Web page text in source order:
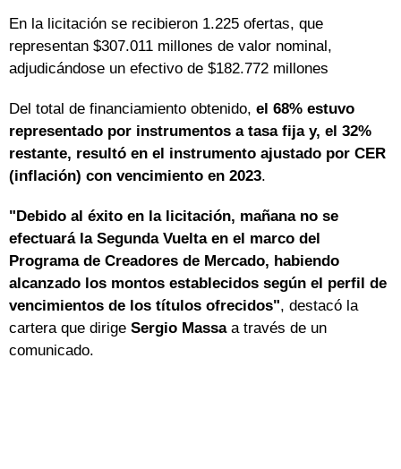
En la licitación se recibieron 1.225 ofertas, que
representan $307.011 millones de valor nominal,
adjudicándose un efectivo de $182.772 millones
Del total de financiamiento obtenido, el 68% estuvo
representado por instrumentos a tasa fija y, el 32%
restante, resultó en el instrumento ajustado por CER
(inflación) con vencimiento en 2023.
"Debido al éxito en la licitación, mañana no se
efectuará la Segunda Vuelta en el marco del
Programa de Creadores de Mercado, habiendo
alcanzado los montos establecidos según el perfil de
vencimientos de los títulos ofrecidos", destacó la
cartera que dirige Sergio Massaa través de un
comunicado.